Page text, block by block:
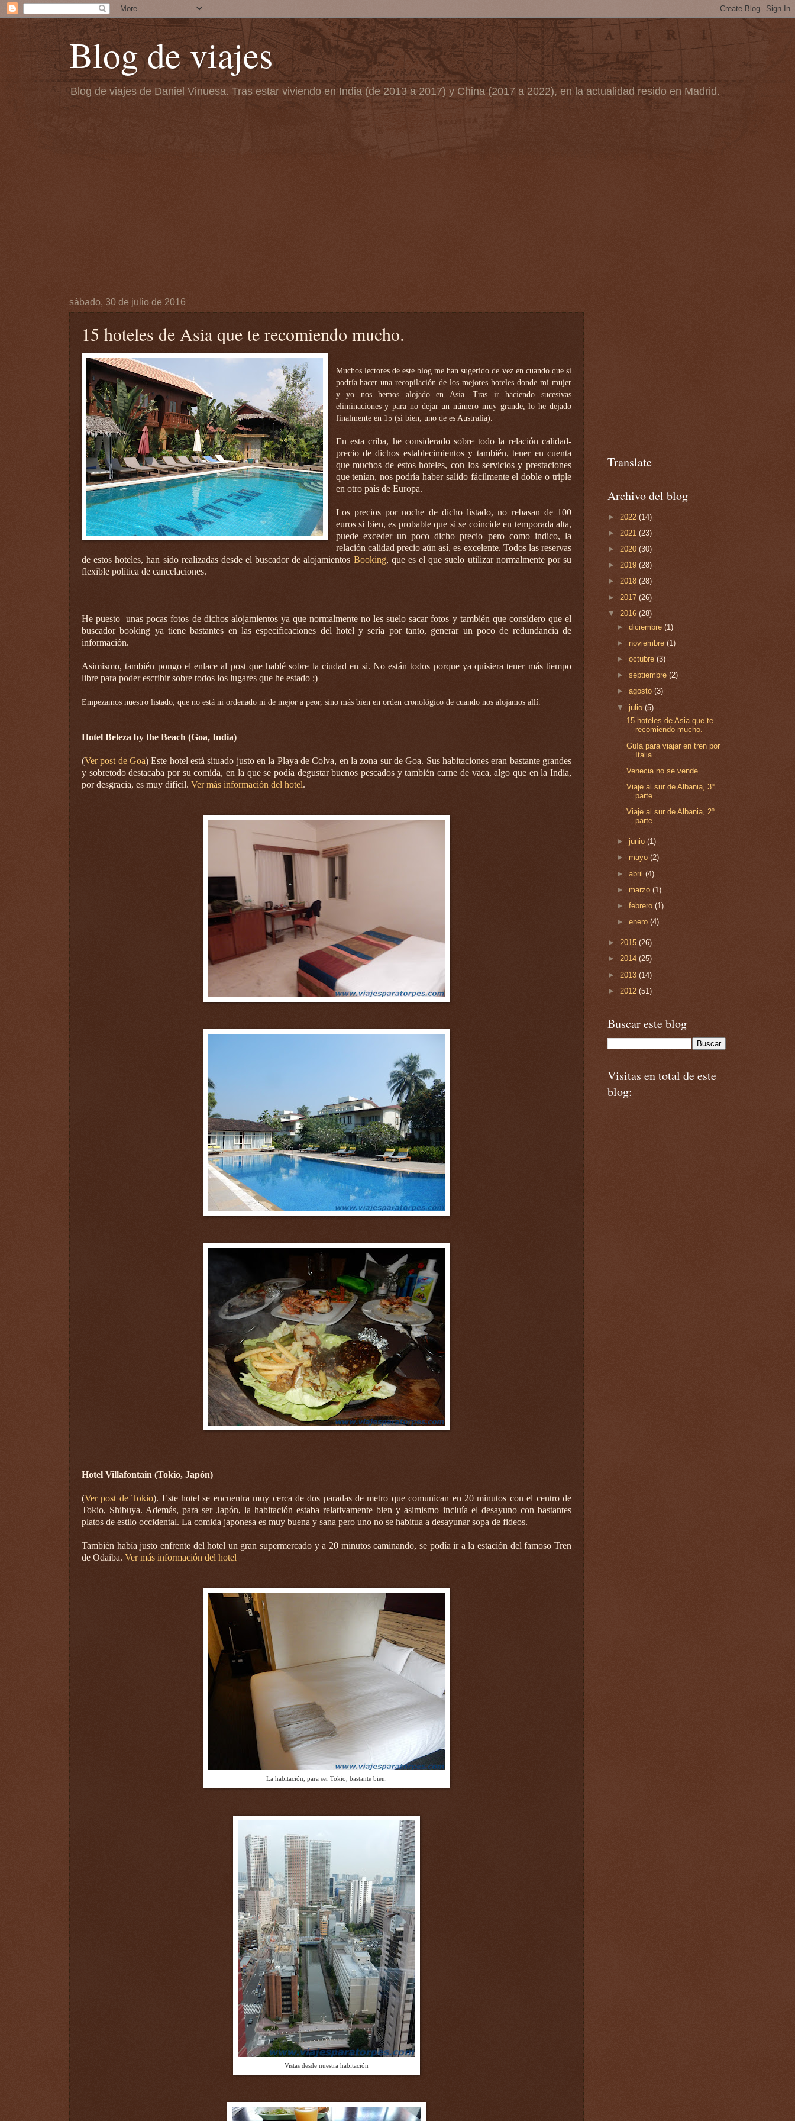
Blog de viajes
Blog de viajes de Daniel Vinuesa. Tras estar viviendo en India (de 2013 a 2017) y China (2017 a 2022), en la actualidad resido en Madrid.
sábado, 30 de julio de 2016
15 hoteles de Asia que te recomiendo mucho.
Muchos lectores de este blog me han sugerido de vez en cuando que si
podría hacer una recopilación de los mejores hoteles donde mi mujer
y yo nos hemos alojado en Asia. Tras ir haciendo sucesivas
eliminaciones y para no dejar un número muy grande, lo he dejado
finalmente en 15 (si bien, uno de es Australia).
En esta criba, he considerado sobre todo la relación calidad-
precio de dichos establecimientos y también, tener en cuenta
que muchos de estos hoteles, con los servicios y prestaciones
que tenían, nos podría haber salido fácilmente el doble o triple
en otro país de Europa.
Los precios por noche de dicho listado, no rebasan de 100
euros si bien, es probable que si se coincide en temporada alta,
puede exceder un poco dicho precio pero como indico, la
relación calidad precio aún así, es excelente. Todos las reservas
de estos hoteles, han sido realizadas desde el buscador de alojamientos Booking, que es el que suelo utilizar normalmente por su
flexible política de cancelaciones.
He puesto unas pocas fotos de dichos alojamientos ya que normalmente no les suelo sacar fotos y también que considero que el
buscador booking ya tiene bastantes en las especificaciones del hotel y sería por tanto, generar un poco de redundancia de
información.
Asimismo, también pongo el enlace al post que hablé sobre la ciudad en si. No están todos porque ya quisiera tener más tiempo
libre para poder escribir sobre todos los lugares que he estado ;)
Empezamos nuestro listado, que no está ni ordenado ni de mejor a peor, sino más bien en orden cronológico de cuando nos alojamos allí.
Hotel Beleza by the Beach (Goa, India)
(Ver post de Goa) Este hotel está situado justo en la Playa de Colva, en la zona sur de Goa. Sus habitaciones eran bastante grandes
y sobretodo destacaba por su comida, en la que se podía degustar buenos pescados y también carne de vaca, algo que en la India,
por desgracia, es muy difícil. Ver más información del hotel.
Hotel Villafontain (Tokio, Japón)
(Ver post de Tokio). Este hotel se encuentra muy cerca de dos paradas de metro que comunican en 20 minutos con el centro de
Tokio, Shibuya. Además, para ser Japón, la habitación estaba relativamente bien y asimismo incluía el desayuno con bastantes
platos de estilo occidental. La comida japonesa es muy buena y sana pero uno no se habitua a desayunar sopa de fideos.
También había justo enfrente del hotel un gran supermercado y a 20 minutos caminando, se podía ir a la estación del famoso Tren
de Odaiba. Ver más información del hotel
La habitación, para ser Tokio, bastante bien.
Vistas desde nuestra habitación
Translate
Archivo del blog
► 2022 (14)
► 2021 (23)
► 2020 (30)
► 2019 (28)
► 2018 (28)
► 2017 (26)
▼ 2016 (28)
►diciembre(1)
►noviembre(1)
►octubre(3)
►septiembre(2)
►agosto(3)
▼julio(5)
15 hoteles de Asia que te
recomiendo mucho.
Guía para viajar en tren por
Italia.
Venecia no se vende.
Viaje al sur de Albania, 3º
parte.
Viaje al sur de Albania, 2º
parte.
►junio(1)
►mayo(2)
►abril(4)
► marzo(1)
►febrero(1)
►enero(4)
► 2015 (26)
► 2014 (25)
► 2013 (14)
► 2012 (51)
Buscar este blog
Visitas en total de este
blog: